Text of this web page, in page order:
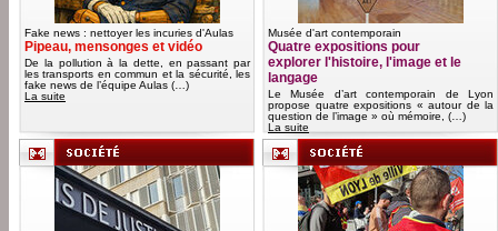
Fake news : nettoyer les incuries d'Aulas
Pipeau, mensonges et vidéo
De la pollution à la dette, en passant par
les transports en commun et la sécurité, les
fake news de l’équipe Aulas (…)
La suite
Musée d'art contemporain
Quatre expositions pour
explorer l'histoire, l'image et le
langage
Le Musée d’art contemporain de Lyon
propose quatre expositions « autour de la
question de l’image » où mémoire, (…)
La suite